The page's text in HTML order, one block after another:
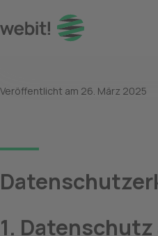
Veröffentlicht am 26. März 2025
1.